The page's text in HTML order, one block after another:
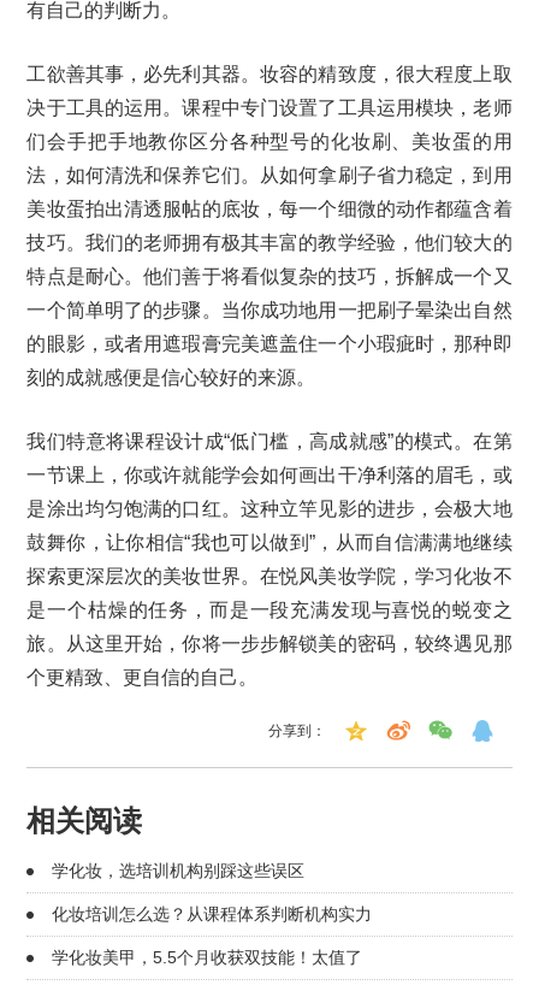
有自己的判断力。
工欲善其事，必先利其器。妆容的精致度，很大程度上取
决于工具的运用。课程中专门设置了工具运用模块，老师
们会手把手地教你区分各种型号的化妆刷、美妆蛋的用
法，如何清洗和保养它们。从如何拿刷子省力稳定，到用
美妆蛋拍出清透服帖的底妆，每一个细微的动作都蕴含着
技巧。我们的老师拥有极其丰富的教学经验，他们较大的
特点是耐心。他们善于将看似复杂的技巧，拆解成一个又
一个简单明了的步骤。当你成功地用一把刷子晕染出自然
的眼影，或者用遮瑕膏完美遮盖住一个小瑕疵时，那种即
刻的成就感便是信心较好的来源。
我们特意将课程设计成“低门槛，高成就感”的模式。在第
一节课上，你或许就能学会如何画出干净利落的眉毛，或
是涂出均匀饱满的口红。这种立竿见影的进步，会极大地
鼓舞你，让你相信“我也可以做到”，从而自信满满地继续
探索更深层次的美妆世界。在悦风美妆学院，学习化妆不
是一个枯燥的任务，而是一段充满发现与喜悦的蜕变之
旅。从这里开始，你将一步步解锁美的密码，较终遇见那
个更精致、更自信的自己。
分享到：
相关阅读
学化妆，选培训机构别踩这些误区
化妆培训怎么选？从课程体系判断机构实力
学化妆美甲，5.5个月收获双技能！太值了